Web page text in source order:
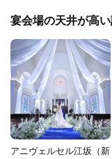
宴会場の天井が高
アニヴェルセル江坂（新